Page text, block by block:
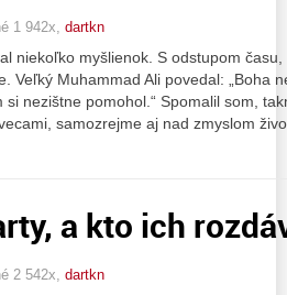
1 942x, dartkn
niekoľko myšlienok. S odstupom
Veľký Muhammad Ali povedal: „Boha
nezištne pomohol.“ Spomalil som,
samozrejme aj nad zmyslom
a kto ich
2 542x, dartkn